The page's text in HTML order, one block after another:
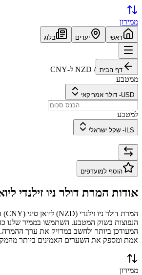
ממירון
ראשי יעדים בלוג
דף הבית /
NZD ל-CNY
ממטבע
USD
- דולר אמריקאי
למטבע
ILS
- שקל ישראלי
הוסף למועדפים
אודות המרת דולר ניו זילנדי ל
המרת דולר ניו זילנדי (
NZD) ליואן סיני (
CNY
)
הנפוצות בשוק המטבע. השתמשו בממיר שלנו
המעודכן ביותר ולחשב במדויק את ערך ההמרה.
אמת ומספק את השערים האמינים ביותר
ממירון